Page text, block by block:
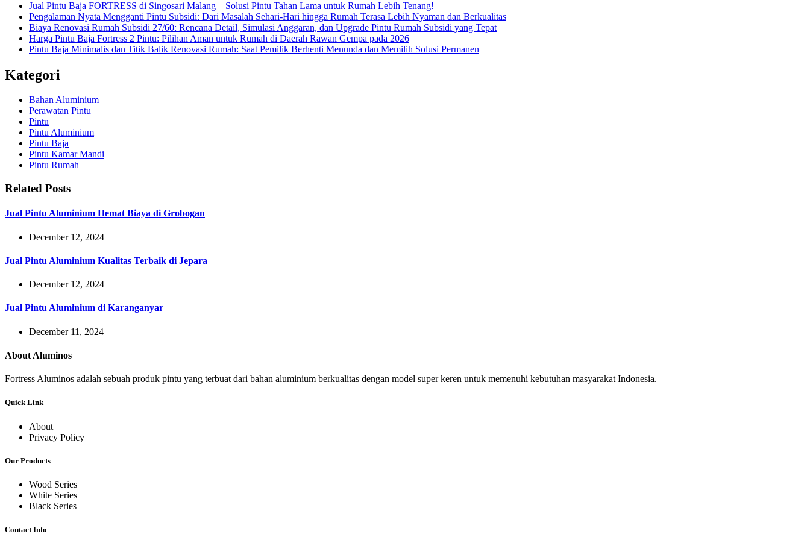
Jual Pintu Baja FORTRESS di Singosari Malang – Solusi Pintu Tahan Lama untuk Rumah Lebih Tenang!
Pengalaman Nyata Mengganti Pintu Subsidi: Dari Masalah Sehari-Hari hingga Rumah Terasa Lebih Nyaman dan Berkualitas
Biaya Renovasi Rumah Subsidi 27/60: Rencana Detail, Simulasi Anggaran, dan Upgrade Pintu Rumah Subsidi yang Tepat
Harga Pintu Baja Fortress 2 Pintu: Pilihan Aman untuk Rumah di Daerah Rawan Gempa pada 2026
Pintu Baja Minimalis dan Titik Balik Renovasi Rumah: Saat Pemilik Berhenti Menunda dan Memilih Solusi Permanen
Kategori
Bahan Aluminium
Perawatan Pintu
Pintu
Pintu Aluminium
Pintu Baja
Pintu Kamar Mandi
Pintu Rumah
Related Posts
Jual Pintu Aluminium Hemat Biaya di Grobogan
December 12, 2024
Jual Pintu Aluminium Kualitas Terbaik di Jepara
December 12, 2024
Jual Pintu Aluminium di Karanganyar
December 11, 2024
About Aluminos
Fortress Aluminos adalah sebuah produk pintu yang terbuat dari bahan aluminium berkualitas dengan model super keren untuk memenuhi kebutuhan masyarakat Indonesia.
Quick Link
About
Privacy Policy
Our Products
Wood Series
White Series
Black Series
Contact Info